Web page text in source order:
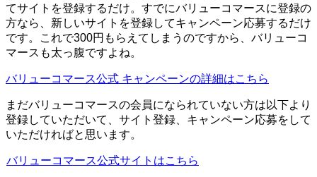
てサイトを登録するだけ。すでにバリューコマースに登録の
方なら、新しいサイトを登録してキャンペーン応募するだけ
です。これで300円もらえてしまうのですから、バリューコ
マースも太っ腹ですよね。
バリューコマース公式 キャンペーンの詳細はこちら
まだバリューコマースの会員になられていない方は以下より
登録していただいて、サイト登録、キャンペーン応募をして
いただければと思います。
バリューコマース公式サイトはこちら